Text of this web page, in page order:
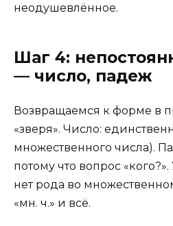
неодушевлённое.
Шаг 4:
— число, падеж
Возвращаемся к форме в
«зверя». Число:
множественного числа).
потому что вопрос
нет рода во
«мн. ч.» и всё.